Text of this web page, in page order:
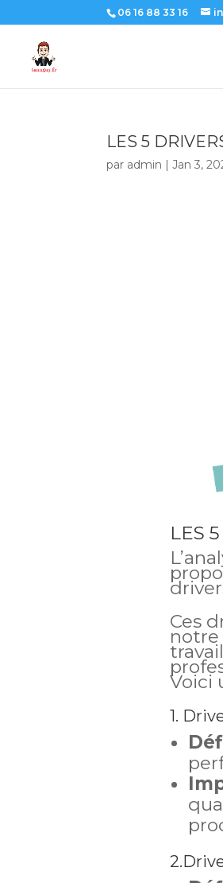
06 16 88 33 16
LES 5
par admin |Jan 3,
LES
Ces
Voici
1.